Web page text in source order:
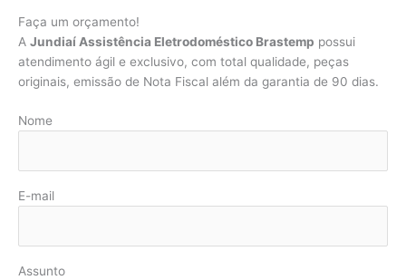
Faça um orçamento!
A Jundiaí Assistência Eletrodoméstico Brastemp possui
atendimento ágil e exclusivo, com total qualidade, peças
originais, emissão de Nota Fiscal além da garantia de 90 dias.
Nome
E-mail
Assunto